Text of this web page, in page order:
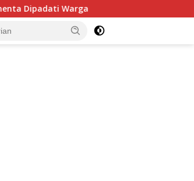
Turun Reses, Seska Ervina Budiman